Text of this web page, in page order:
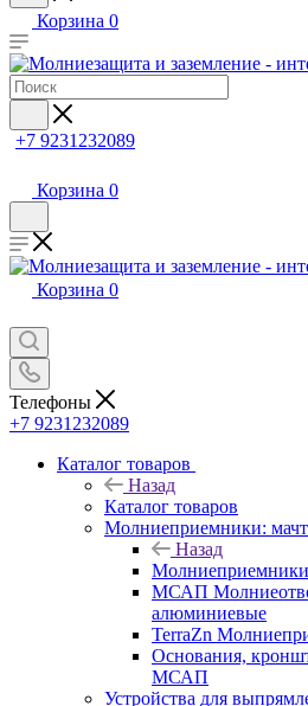
Корзина 0
+7 9231232089
Корзина 0
Корзина 0
Телефоны
+7 9231232089
Каталог товаров
Назад
Каталог товаров
Молниеприемники:
Назад
МСАП
алюминиевые
TerraZn
Основания,
МСАП
Устройства для